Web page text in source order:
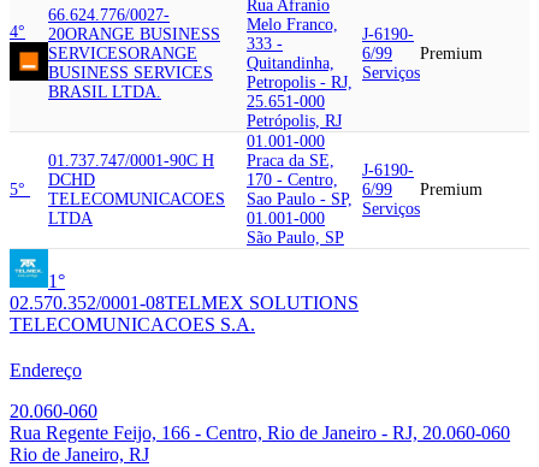
4°
66.624.776/0027-
20ORANGE BUSINESS
SERVICESORANGE
BUSINESS SERVICES
BRASIL LTDA.
Rua Afranio
Melo Franco,
333 -
Quitandinha,
Petropolis - RJ,
25.651-000
Petrópolis, RJ
J-6190-
6/99
Serviços
Premium
5°
01.737.747/0001-90C H
DCHD
TELECOMUNICACOES
LTDA
01.001-000
Praca da SE,
170 - Centro,
Sao Paulo - SP,
01.001-000
São Paulo, SP
J-6190-
6/99
Serviços
Premium
1°
02.570.352/0001-08TELMEX SOLUTIONS
TELECOMUNICACOES S.A.
Endereço
20.060-060
Rua Regente Feijo, 166 - Centro, Rio de Janeiro - RJ, 20.060-060
Rio de Janeiro, RJ